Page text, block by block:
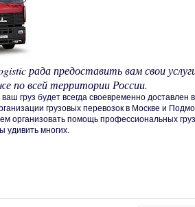
рада предоставить вам свои
по всей территории России.
груз будет всегда своевременно
грузовых перевозок в Москве и
организовать помощь профессиональных
удивить многих.